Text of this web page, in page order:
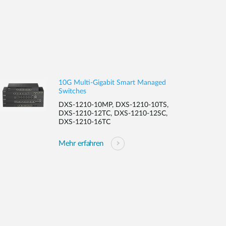
10G Multi-Gigabit Smart Managed
Switches
DXS-1210-10MP, DXS-1210-10TS,
DXS-1210-12TC, DXS-1210-12SC,
DXS-1210-16TC
Mehr erfahren